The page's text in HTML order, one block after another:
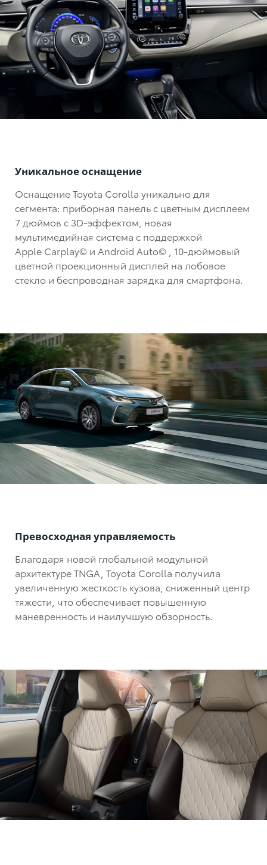
Уникальное оснащение
Оснащение Toyota Corolla уникально для
сегмента: приборная панель с цветным дисплеем
7 дюймов с 3D-эффектом, новая
мультимедийная система с поддержкой
Apple Carplay© и Android Auto©
10-дюймовый
цветной проекционный дисплей на лобовое
стекло и беспроводная зарядка для смартфона.
Превосходная управляемость
Благодаря новой глобальной модульной
архитектуре TNGA, Toyota Corolla получила
увеличенную жесткость кузова, сниженный центр
тяжести, что обеспечивает повышенную
маневренность и наилучшую обзорность.